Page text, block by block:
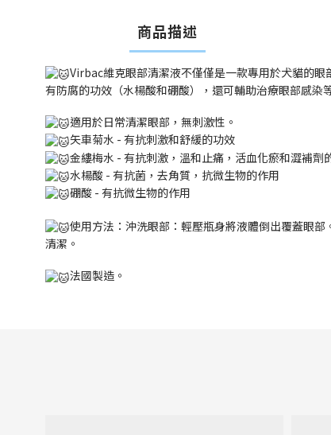
商品描述
Virbac維克眼部清潔液不僅僅是一款專用於犬貓的
有防腐的功效（水楊酸和硼酸），還可輔助治療眼部感染
適用於日常清潔眼部，無刺激性。
矢車菊水 - 有抗刺激和舒緩的功效
金縷梅水 - 有抗刺激，溫和止痛，活血化瘀和澀補劑
水楊酸 - 有抗菌，去角質，抗微生物的作用
硼酸 - 有抗微生物的作用
使用方法：沖洗眼部：輕壓瓶身將液體倒出覆蓋眼
清潔。
法國製造。